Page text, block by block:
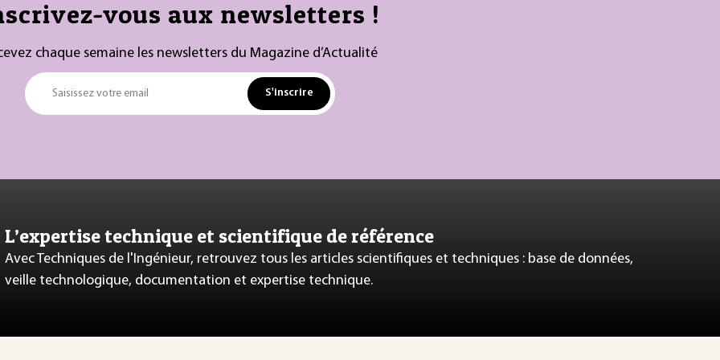
vous aux newsletters !
chaque semaine les newsletters du Magazine d’Actualité
Saisissez votre email S'inscrire
L’expertise technique et scientifique de référence
Avec Techniques de l'Ingénieur, retrouvez tous les articles scientifiques et techniques : base de données,
veille technologique, documentation et expertise technique.